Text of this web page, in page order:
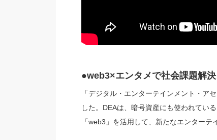
●web3×エンタメで社会課題解
「デジタル・エンターテインメント・ア
した。DEAは、暗号資産にも使われてい
「web3」を活用して、新たなエンターテ